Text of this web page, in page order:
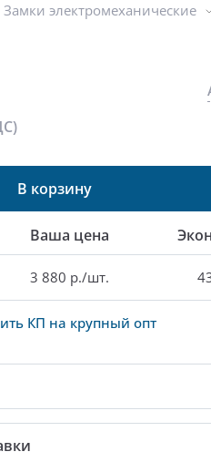
Замки электромеханические
В корзину
Ваша цена
3 880 р./шт.
КП на крупный опт